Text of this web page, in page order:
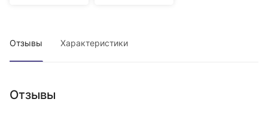
Отзывы Характеристики
Отзывы